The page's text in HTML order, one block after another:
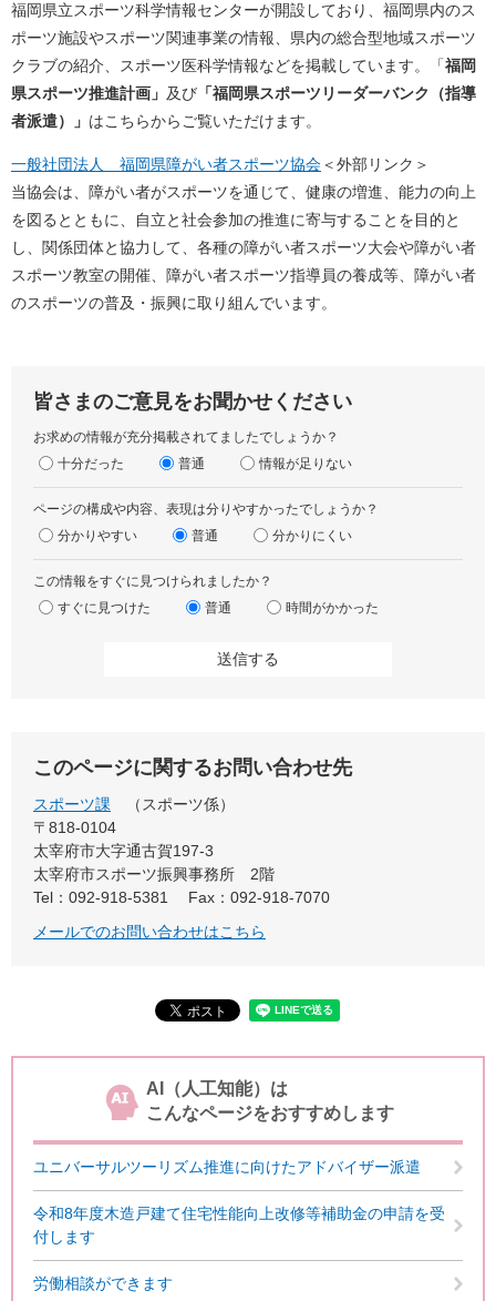
福岡県立スポーツ科学情報センターが開設しており、福岡県内のス
ポーツ施設やスポーツ関連事業の情報、県内の総合型地域スポーツ
クラブの紹介、スポーツ医科学情報などを掲載しています。「福岡
県スポーツ推進計画」 及び 「福岡県スポーツリーダーバンク（指導
者派遣）」 はこちらからご覧いただけます。
一般社団法人 福岡県障がい者スポーツ協会＜外部リンク＞
当協会は、障がい者がスポーツを通じて、健康の増進、能力の向上
を図るとともに、自立と社会参加の推進に寄与することを目的と
し、関係団体と協力して、各種の障がい者スポーツ大会や障がい者
スポーツ教室の開催、障がい者スポーツ指導員の養成等、障がい者
のスポーツの普及・振興に取り組んでいます。
皆さまのご意見をお聞かせください
お求めの情報が充分掲載されてましたでしょうか？
十分だった
普通 情報が足りない
ページの構成や内容、表現は分りやすかったでしょうか？
分かりやすい
普通 分かりにくい
この情報をすぐに見つけられましたか？
すぐに見つけた
普通 時間がかかった
このページに関するお問い合わせ先
スポーツ課
スポーツ係
〒818-0104
太宰府市大字通古賀197-3
太宰府市スポーツ振興事務所 2階
Tel：092-918-5381
Fax：092-918-7070
メールでのお問い合わせはこちら
AI（人工知能）は
こんなページをおすすめします
ユニバーサルツーリズム推進に向けたアドバイザー派遣
令和8年度木造戸建て住宅性能向上改修等補助金の申請を受
付します
労働相談ができます